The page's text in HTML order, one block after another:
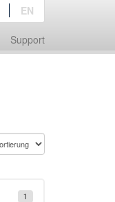
Support
EN
1